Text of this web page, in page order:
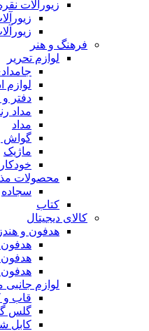
زیورآلات
فرهنگ و هنر
لوازم تحریر
لوازم
دفتر و
مداد
مداد
گواش
ماژیک
محصولات
سجاده
کتاب
کالای دیجیتال
هدفون و
هدفون
لوازم جانبی
قاب و
گلس
کابل